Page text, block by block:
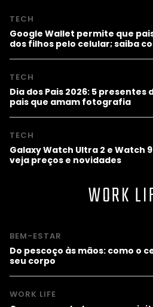
TECH
Google Wallet permite que
dos filhos pelo celular; saiba
TECH
Dia dos Pais 2026: 5 presentes
pais que amam fotografia
TECH
Galaxy Watch Ultra 2 e Watch
veja preços e novidades
WORK
BEM-ESTAR
Do pescoço às mãos: como o
seu corpo
WORK LIFE